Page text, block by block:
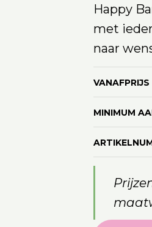
Happy
met
naar
MINIMUM